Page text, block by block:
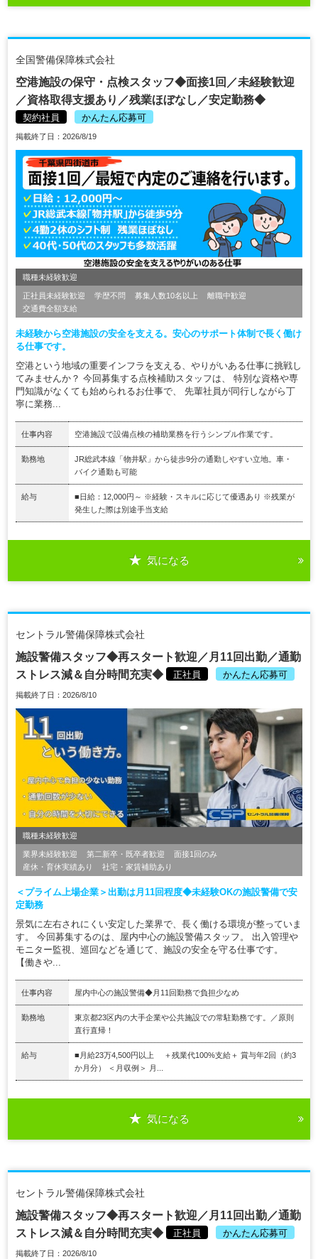
全国警備保障株式会社
空港施設の保守・点検スタッフ◆面接1回／未経験歓迎
／資格取得支援あり／残業ほぼなし／安定勤務◆
契約社員 かんたん応募可
掲載終了日：2026/8/19
職種未経験歓迎
正社員未経験歓迎 学歴不問 募集人数10名以上
離職中歓迎
交通費全額支給
未経験から空港施設の安全を支える。安心のサポート体制で長く働け
る仕事です。
空港という地域の重要インフラを支える、やりがいある仕事に挑戦し
てみませんか？ 今回募集する点検補助スタッフは、 特別な資格や専
門知識がなくても始められるお仕事で、 先輩社員が同行しながら丁
寧に業務...
仕事内容 空港施設で設備点検の補助業務を行うシンプル作業です。
勤務地
JR総武本線「物井駅」から徒歩9分の通勤しやすい立地。車・
バイク通勤も可能
給与
■日給：12,000円～ ※経験・スキルに応じて優遇あり ※残業が
発生した際は別途手当支給
気になる
セントラル警備保障株式会社
施設警備スタッフ◆再スタート歓迎／月11回出勤／通勤
ストレス減＆自分時間充実◆
正社員 かんたん応募可
掲載終了日：2026/8/10
職種未経験歓迎
業界未経験歓迎 第二新卒・既卒者歓迎
面接1回のみ
産休・育休実績あり
社宅・家賃補助あり
＜プライム上場企業＞出勤は月11回程度◆未経験OKの施設警備で安
定勤務
景気に左右されにくい安定した業界で、長く働ける環境が整っていま
す。 今回募集するのは、屋内中心の施設警備スタッフ。 出入管理や
モニター監視、巡回などを通じて、施設の安全を守る仕事です。
【働きや...
仕事内容 屋内中心の施設警備◆月11回勤務で負担少なめ
勤務地
東京都23区内の大手企業や公共施設での常駐勤務です。／原則
直行直帰！
給与
■月給23万4,500円以上 ＋残業代100%支給＋ 賞与年2回（約3
か月分） ＜月収例＞ 月...
気になる
セントラル警備保障株式会社
施設警備スタッフ◆再スタート歓迎／月11回出勤／通勤
ストレス減＆自分時間充実◆
正社員 かんたん応募可
掲載終了日：2026/8/10